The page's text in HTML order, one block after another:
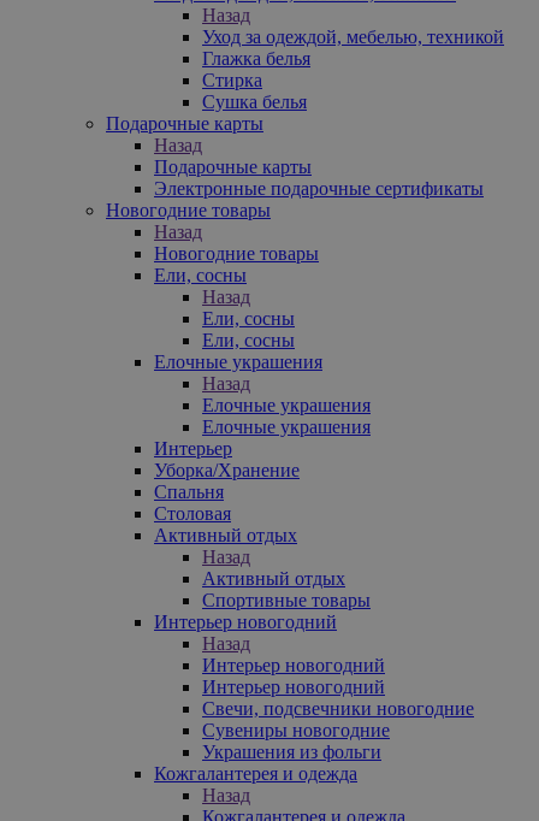
Назад
Уход за одеждой, мебелью, техникой
Глажка белья
Стирка
Сушка белья
Подарочные карты
Назад
Подарочные карты
Электронные подарочные сертификаты
Новогодние товары
Назад
Новогодние товары
Ели, сосны
Назад
Ели, сосны
Ели, сосны
Елочные украшения
Назад
Елочные украшения
Елочные украшения
Интерьер
Уборка/Хранение
Спальня
Столовая
Активный отдых
Назад
Активный отдых
Спортивные товары
Интерьер новогодний
Назад
Интерьер новогодний
Интерьер новогодний
Свечи, подсвечники новогодние
Сувениры новогодние
Украшения из фольги
Кожгалантерея и одежда
Назад
Кожгалантерея и одежда